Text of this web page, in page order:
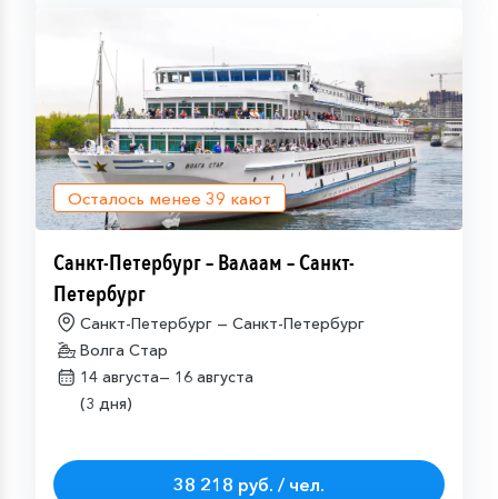
Осталось менее 39 кают
Санкт-Петербург – Валаам – Санкт-
Петербург
Санкт-Петербург — Санкт-Петербург
Волга Стар
14 августа— 16 августа
(3 дня)
38 218 руб. / чел.